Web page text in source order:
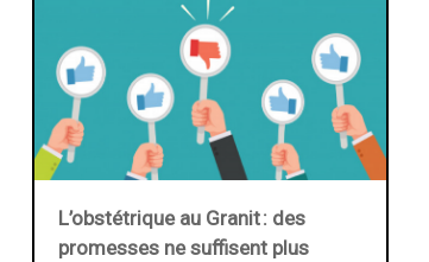
L’obstétrique au ­Granit : des
promesses ne suffisent plus